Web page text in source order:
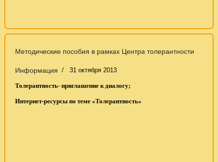
Методические пособия в рамках Центра толерантности
Информация 31 октября 2013
Толерантность- приглашение к диалогу;
Интернет-ресурсы по теме «Толерантность»